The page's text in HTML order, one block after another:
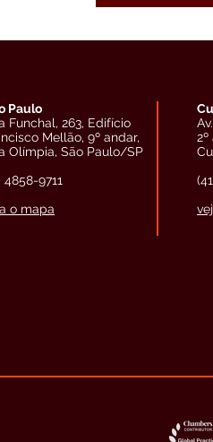
Paulo
Funchal, 263, Edifício
Mellão, 9º andar,
Olímpia, São Paulo/SP
4858-9711
o mapa